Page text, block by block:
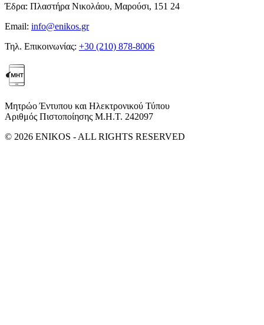
Έδρα: Πλαστήρα Νικολάου, Μαρούσι, 151 24
Email: info@enikos.gr
Τηλ. Επικοινωνίας: +30 (210) 878-8006
Μητρώο Έντυπου και Ηλεκτρονικού Τύπου
Αριθμός Πιστοποίησης Μ.Η.Τ. 242097
© 2026 ENIKOS - ALL RIGHTS RESERVED